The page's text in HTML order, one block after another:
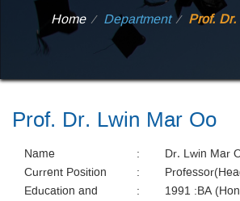
Home ⁄ Department ⁄ Prof.
Prof. Dr. Lwin Mar Oo
Name :
Dr. Lwin Mar
Current Position
:
Education and
:
1991 :BA